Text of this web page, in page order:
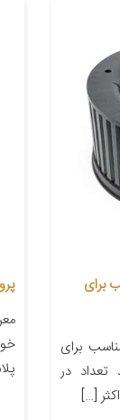
مدل 01 مناسب برای
برای
تعداد در